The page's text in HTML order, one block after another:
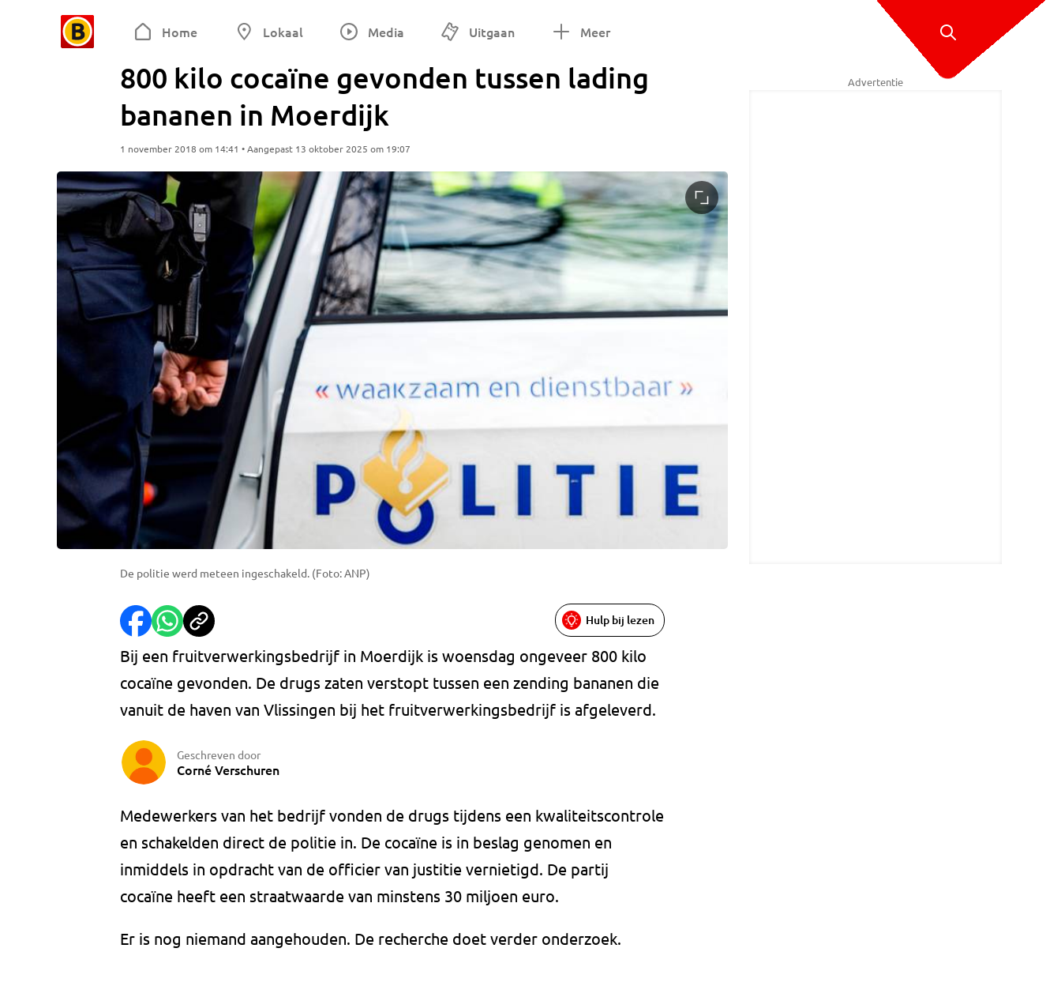
Home Lokaal Media Uitgaan Meer
800 kilo cocaïne gevonden tussen lading
bananen in Moerdijk
1 november 2018 om 14:41 • Aangepast 13 oktober 2025 om 19:07
De politie werd meteen ingeschakeld. (Foto: ANP)
Hulp bij lezen
Bij een fruitverwerkingsbedrijf in Moerdijk is woensdag ongeveer 800 kilo
cocaïne gevonden. De drugs zaten verstopt tussen een zending bananen die
vanuit de haven van Vlissingen bij het fruitverwerkingsbedrijf is afgeleverd.
Geschreven door
Corné Verschuren
Medewerkers van het bedrijf vonden de drugs tijdens een kwaliteitscontrole
en schakelden direct de politie in. De cocaïne is in beslag genomen en
inmiddels in opdracht van de officier van justitie vernietigd. De partij
cocaïne heeft een straatwaarde van minstens 30 miljoen euro.
Er is nog niemand aangehouden. De recherche doet verder onderzoek.
Advertentie